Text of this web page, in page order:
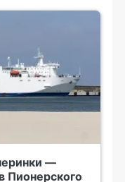
—
Пионерского